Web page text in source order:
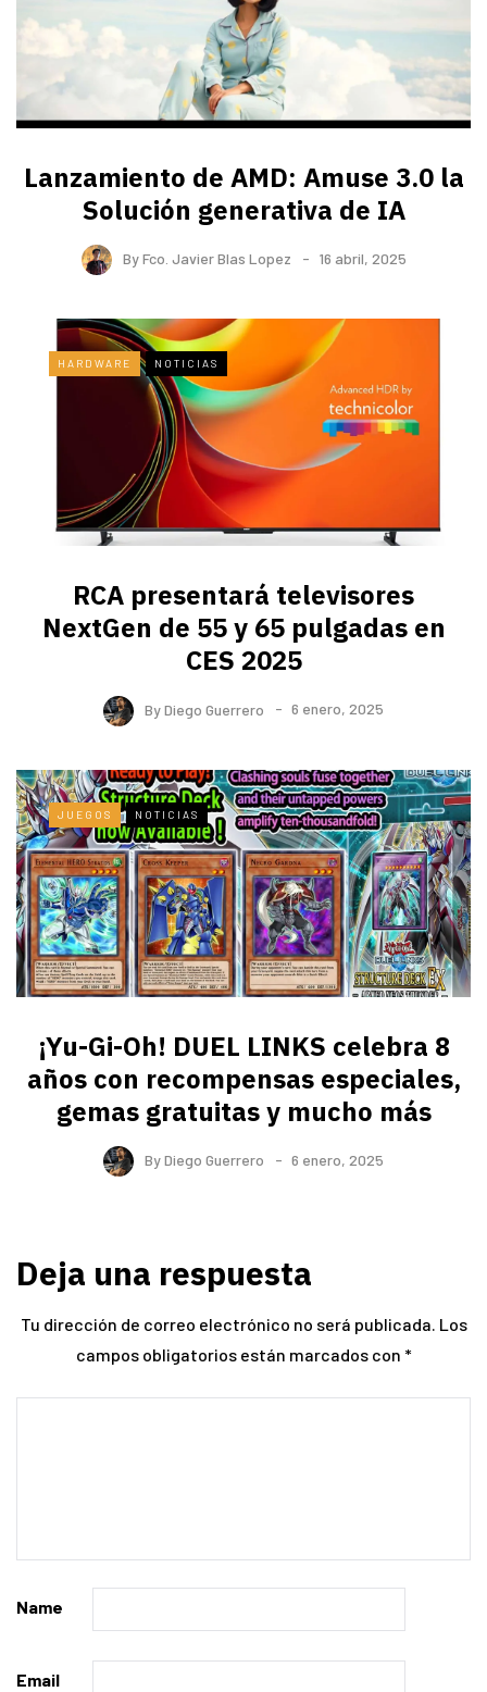
Lanzamiento de AMD: Amuse 3.0 la
Solución generativa de IA
ByFco. Javier Blas Lopez 16 abril, 2025
HARDWARE NOTICIAS
RCA presentará televisores
NextGen de 55 y 65 pulgadas en
CES 2025
ByDiego Guerrero 6 enero, 2025
JUEGOS NOTICIAS
¡Yu-Gi-Oh! DUEL LINKS celebra 8
años con recompensas especiales,
gemas gratuitas y mucho más
ByDiego Guerrero 6 enero, 2025
Deja una respuesta
Tu dirección de correo electrónico no será publicada. Los
campos obligatorios están marcados con *
Name
Email